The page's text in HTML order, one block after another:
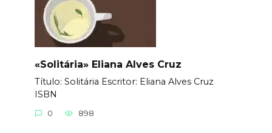
«Solitária» Eliana Alves Cruz
Título: Solitária Еscritor: Eliana Alves Cruz
ISBN
0 898